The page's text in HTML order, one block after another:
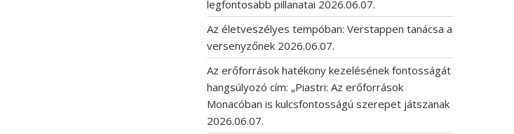
legfontosabb pillanatai 2026.06.07.
Az életveszélyes tempóban: Verstappen tanácsa a
versenyzőnek 2026.06.07.
Az erőforrások hatékony kezelésének fontosságát
hangsúlyozó cím: „Piastri: Az erőforrások
Monacóban is kulcsfontosságú szerepet játszanak
2026.06.07.